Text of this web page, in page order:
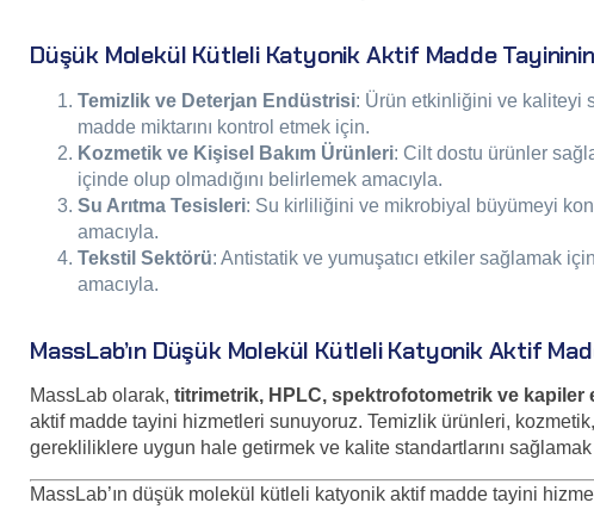
Düşük Molekül Kütleli Katyonik Aktif Madde Tayininin
Temizlik ve Deterjan Endüstrisi: Ürün etkinliğini ve kaliteyi
madde miktarını kontrol etmek için.
Kozmetik ve Kişisel Bakım Ürünleri: Cilt dostu ürünler
içinde olup olmadığını belirlemek amacıyla.
Su Arıtma Tesisleri: Su kirliliğini ve mikrobiyal büyümeyi
amacıyla.
Tekstil Sektörü: Antistatik ve yumuşatıcı etkiler sağlamak
amacıyla.
MassLab’ın Düşük Molekül Kütleli Katyonik Aktif
MassLab olarak, titrimetrik, HPLC, spektrofotometrik ve kapiler
aktif madde tayini hizmetleri sunuyoruz. Temizlik ürünleri,
gerekliliklere uygun hale getirmek ve kalite standartlarını
MassLab’ın düşük molekül kütleli katyonik aktif madde tayini